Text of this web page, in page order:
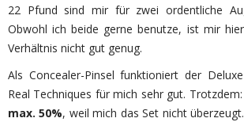
22 Pfund sind mir für zwei ordentliche
Obwohl ich beide gerne benutze, ist mir
Verhältnis nicht gut genug.
Als Concealer-Pinsel funktioniert der
Real Techniques für mich sehr gut. Trotzdem:
max. 50%, weil mich das Set nicht